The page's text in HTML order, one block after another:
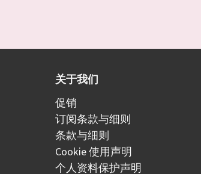
关于我们
促销
订阅条款与细则
条款与细则
Cookie 使用声明
个人资料保护声明